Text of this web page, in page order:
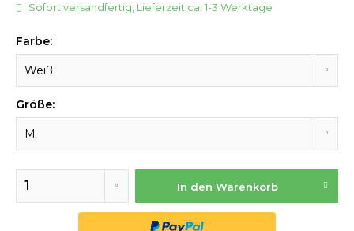
Sofort versandfertig, Lieferzeit ca. 1-3 Werktage
Farbe:
Größe:
In den Warenkorb